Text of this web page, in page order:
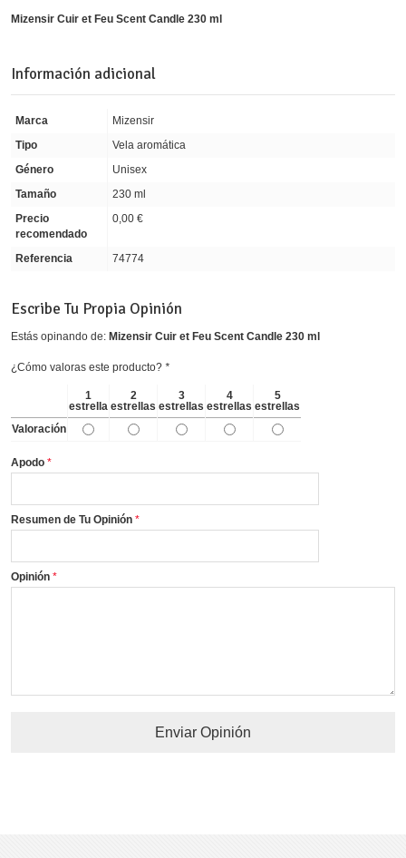
Mizensir Cuir et Feu Scent Candle 230 ml
Información adicional
Marca
Mizensir
Tipo
Vela aromática
Género
Unisex
Tamaño
230 ml
Precio
recomendado
0,00 €
Referencia 74774
Escribe Tu Propia Opinión
Estás opinando de: Mizensir Cuir et Feu Scent Candle 230 ml
¿Cómo valoras este producto? *
1
estrella
2
estrellas
3
estrellas
4
estrellas
5
estrellas
Valoración
Apodo
Resumen de Tu Opinión
Opinión
Enviar Opinión